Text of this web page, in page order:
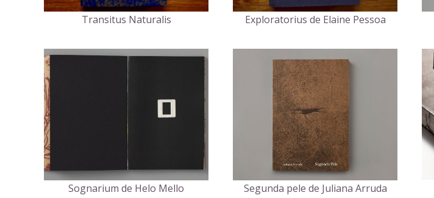
Transitus Naturalis Exploratorius de Elaine Pessoa
Sognarium de Helo Mello Segunda pele de Juliana Arruda